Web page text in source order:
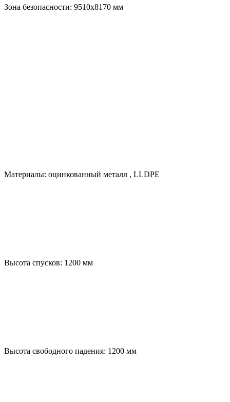
Зона безопасности: 9510х8170 мм
Материалы: оцинкованный металл , LLDPE
Высота спусков: 1200 мм
Высота свободного падения: 1200 мм